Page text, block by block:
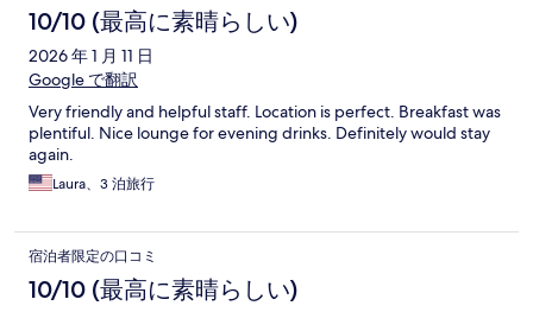
10/10 (最高に素晴らしい)
2026 年 1 月 11 日
Google で翻訳
Very friendly and helpful staff. Location is perfect. Breakfast was
plentiful. Nice lounge for evening drinks. Definitely would stay
again.
Laura、3 泊旅行
宿泊者限定の口コミ
10/10 (最高に素晴らしい)